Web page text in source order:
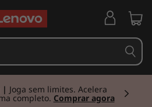
principal
| Joga sem limites. Acelera
completo. Comprar agora